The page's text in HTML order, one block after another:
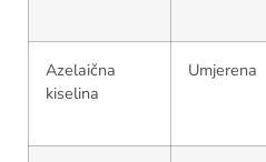
Azelaična
kiselina
Umjerena